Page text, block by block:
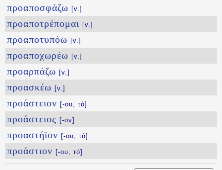
προαποσφάζω [v.]
προαποτρέπομαι [v.]
προαποτυπόω [v.]
προαποχωρέω [v.]
προαρπάζω [v.]
προασκέω [v.]
προάστειον [-ου, τό]
προάστειος [-ον]
προαστήϊον [-ου, τό]
προάστιον [-ου, τό]